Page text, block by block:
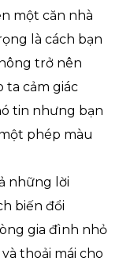
một căn nhà
là cách bạn
trở nên
ta cảm giác
tin nhưng bạn
phép màu
những lời
biến đổi
gia đình nhỏ
thoải mái cho